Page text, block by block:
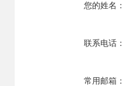
您的姓名：
联系电话：
常用邮箱：